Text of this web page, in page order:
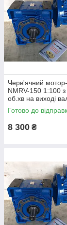
Черв'ячний
NMRV-150 1:100 з
об.хв на виході
редуктора 7,5
Готово до
8 300 ₴